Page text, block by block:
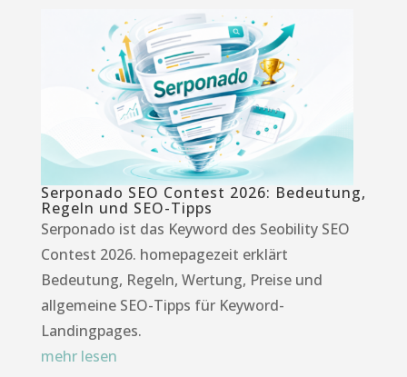
Serponado SEO Contest 2026: Bedeutung,
Regeln und SEO-Tipps
Serponado ist das Keyword des Seobility SEO
Contest 2026. homepagezeit erklärt
Bedeutung, Regeln, Wertung, Preise und
allgemeine SEO-Tipps für Keyword-
Landingpages.
mehr lesen